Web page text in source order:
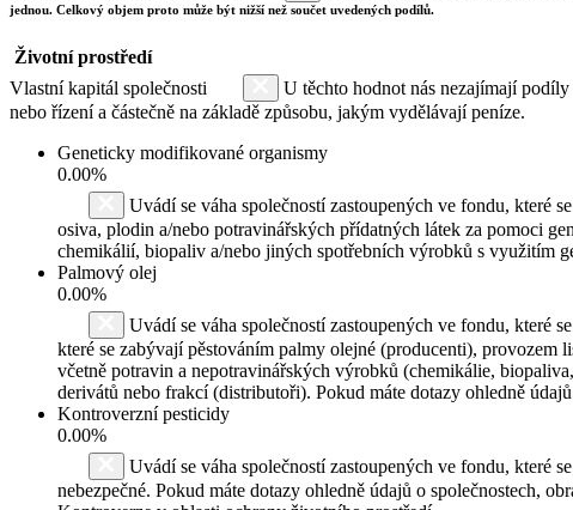
jednou. Celkový objem proto může být nižší než součet uvedených podílů.
Životní prostředí
Vlastní kapitál společnosti
U těchto hodnot nás nezajímají
nebo řízení a částečně na základě způsobu, jakým vydělávají peníze.
Geneticky modifikované organismy
0.00%
Uvádí se váha společností zastoupených ve fondu, které
osiva, plodin a/nebo potravinářských přídatných látek za pomoci
chemikálií, biopaliv a/nebo jiných spotřebních výrobků s využitím
Palmový olej
0.00%
Uvádí se váha společností zastoupených ve fondu, které
které se zabývají pěstováním palmy olejné (producenti),
včetně potravin a nepotravinářských výrobků (chemikálie,
derivátů nebo frakcí (distributoři). Pokud máte dotazy ohledně
Kontroverzní pesticidy
0.00%
Uvádí se váha společností zastoupených ve fondu, které
nebezpečné. Pokud máte dotazy ohledně údajů o společnostech,